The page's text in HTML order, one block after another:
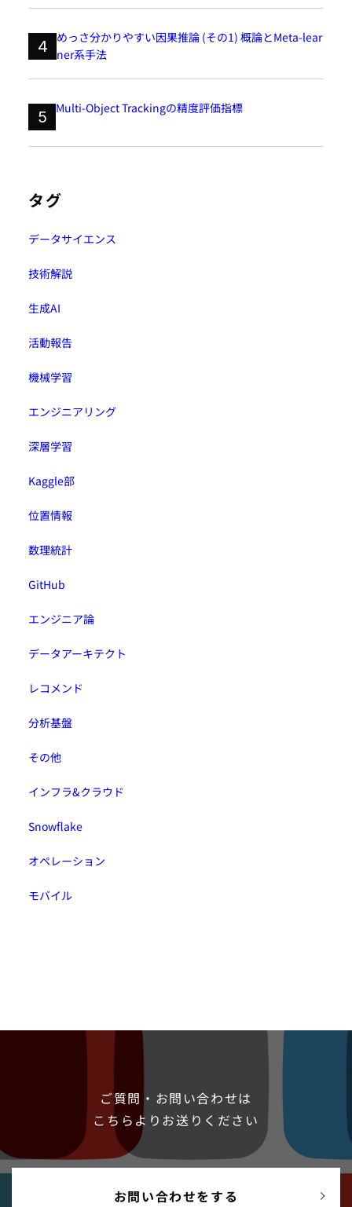
4
めっさ分かりやすい因果推論 (その1) 概論とMeta-lear
ner系手法
5 Multi-Object Trackingの精度評価指標
タグ
データサイエンス
技術解説
生成AI
活動報告
機械学習
エンジニアリング
深層学習
Kaggle部
位置情報
数理統計
GitHub
エンジニア論
データアーキテクト
レコメンド
分析基盤
その他
インフラ&クラウド
Snowflake
オペレーション
モバイル
ご質問・お問い合わせは
こちらよりお送りください
お問い合わせをする